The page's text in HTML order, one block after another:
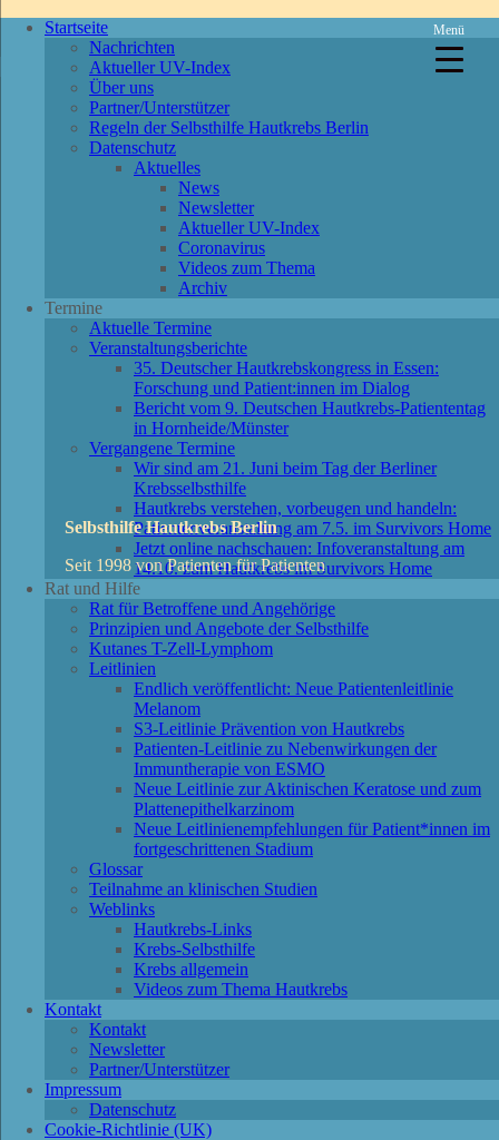
Startseite
Nachrichten
Aktueller UV-Index
Über uns
Partner/Unterstützer
Regeln der Selbsthilfe Hautkrebs Berlin
Datenschutz
Aktuelles
News
Newsletter
Aktueller UV-Index
Coronavirus
Videos zum Thema
Archiv
Termine
Aktuelle Termine
Veranstaltungsberichte
35. Deutscher Hautkrebskongress in Essen:
Forschung und Patient:innen im Dialog
Bericht vom 9. Deutschen Hautkrebs-Patiententag
in Hornheide/Münster
Vergangene Termine
Wir sind am 21. Juni beim Tag der Berliner
Krebsselbsthilfe
Hautkrebs verstehen, vorbeugen und handeln:
Patientenveranstaltung am 7.5. im Survivors Home
Jetzt online nachschauen: Infoveranstaltung am
14.10. zum Hautkrebs im Survivors Home
Rat und Hilfe
Rat für Betroffene und Angehörige
Prinzipien und Angebote der Selbsthilfe
Kutanes T-Zell-Lymphom
Leitlinien
Endlich veröffentlicht: Neue Patientenleitlinie
Melanom
S3-Leitlinie Prävention von Hautkrebs
Patienten-Leitlinie zu Nebenwirkungen der
Immuntherapie von ESMO
Neue Leitlinie zur Aktinischen Keratose und zum
Plattenepithelkarzinom
Neue Leitlinienempfehlungen für Patient*innen im
fortgeschrittenen Stadium
Glossar
Teilnahme an klinischen Studien
Weblinks
Hautkrebs-Links
Krebs-Selbsthilfe
Krebs allgemein
Videos zum Thema Hautkrebs
Kontakt
Kontakt
Newsletter
Partner/Unterstützer
Impressum
Datenschutz
Cookie-Richtlinie (UK)
Selbsthilfe Hautkrebs Berlin
Seit 1998 von Patienten für Patienten
Menü